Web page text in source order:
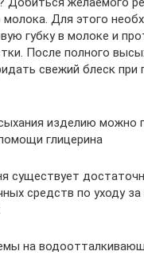
Для этого
губку в молоке и
После полного
свежий блеск при
изделию можно
глицерина
существует
средств по уходу
на